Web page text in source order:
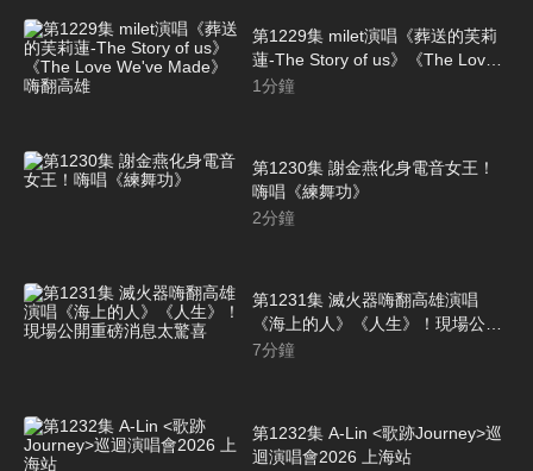
第1229集 milet演唱《葬送的芙莉
蓮-The Story of us》《The Love
We've Made》嗨翻高雄
1分鐘
第1230集 謝金燕化身電音女王！
嗨唱《練舞功》
2分鐘
第1231集 滅火器嗨翻高雄演唱
《海上的人》《人生》！現場公開
重磅消息太驚喜
7分鐘
第1232集 A-Lin <歌跡Journey>巡
迴演唱會2026 上海站